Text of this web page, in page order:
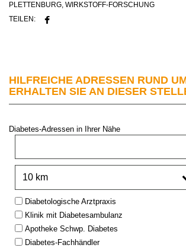
PLETTENBURG, WIRKSTOFF-FORSCHUNG
TEILEN:
HILFREICHE ADRESSEN RUND
ERHALTEN SIE AN DIESER
Diabetes-Adressen in Ihrer Nähe
Type:Diabetologische Arztpraxis
Klinik mit Diabetesambulanz
Apotheke Schwp. Diabetes
Diabetes-Fachhändler